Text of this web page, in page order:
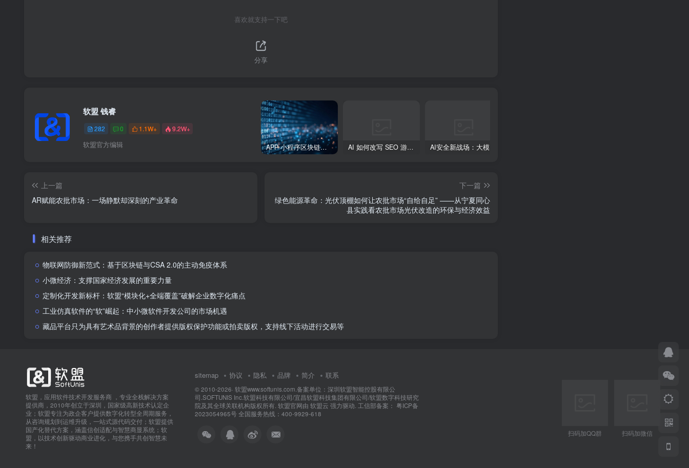
喜欢就支持一下吧
分享
软盟 钱睿
282 0 1.1W+ 9.2W+
软盟官方编辑 APP 小程序区块链：能否在 2025 年彻底重塑全域营销信任生态？ AI 如何改写 SEO 游戏规则？2025 全域营销关键词布局实战指南
上一篇
AR赋能农批市场：一场静默却深刻的产业革命
下一篇
绿色能源革命：光伏顶棚如何让农批市场“自给自足” ——从宁夏同心
县实践看农批市场光伏改造的环保与经济效益
相关推荐
物联网防御新范式：基于区块链与CSA 2.0的主动免疫体系
小微经济：支撑国家经济发展的重要力量
定制化开发新标杆：软盟“模块化+全端覆盖”破解企业数字化痛点
工业仿真软件的“软”崛起：中小微软件开发公司的市场机遇
藏品平台只为具有艺术品背景的创作者提供版权保护功能或拍卖版权，支持线下活动进行交易等
软盟，应用软件技术开发服务商 ，专业全栈解决方案
提供商，2010年创立于深圳，国家级高新技术认定企
业；软盟专注为政企客户提供数字化转型全周期服务，
从咨询规划到运维升级，一站式源代码交付；软盟提供
国产化替代方案，涵盖信创适配与智慧商显系统；软
盟，以技术创新驱动商业进化，与您携手共创智慧未
来！
sitemap 协议 隐私 品牌 简介 联系
© 2010-2026· 软盟www.softunis.com.备案单位：深圳软盟智能控股有限公
司.SOFTUNIS Inc.软盟科技有限公司/宜昌软盟科技集团有限公司/软盟数字科技研究
院及其全球关联机构版权所有. 软盟官网由 软盟云 强力驱动. 工信部备案： 粤ICP备
2023054965号全国服务热线：400-9929-618
扫码加QQ群 扫码加微信